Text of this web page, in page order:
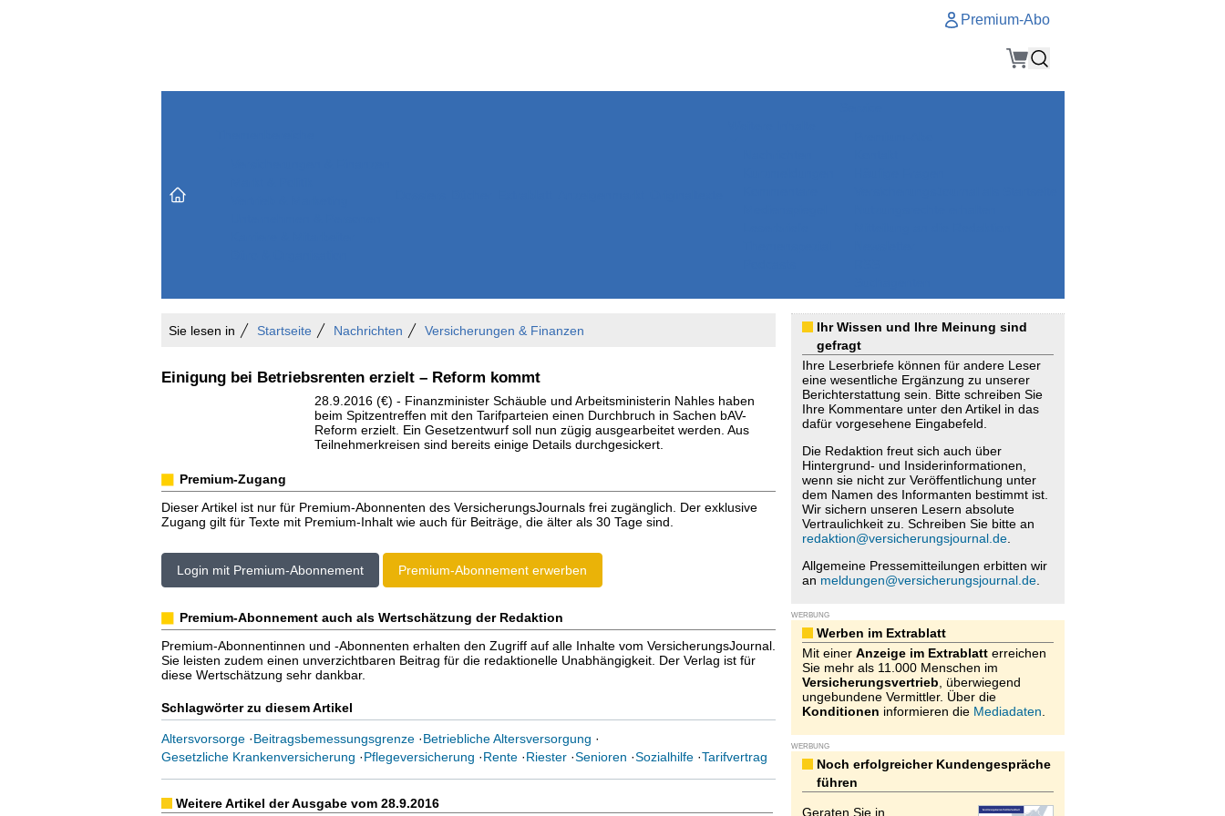
Premium-Abo
Sie lesen in Startseite Nachrichten Versicherungen & Finanzen
Einigung bei Betriebsrenten erzielt – Reform kommt
28.9.2016 (€) - Finanzminister Schäuble und Arbeitsministerin Nahles haben
beim Spitzentreffen mit den Tarifparteien einen Durchbruch in Sachen bAV-
Reform erzielt. Ein Gesetzentwurf soll nun zügig ausgearbeitet werden. Aus
Teilnehmerkreisen sind bereits einige Details durchgesickert.
Premium-Zugang
Dieser Artikel ist nur für Premium-Abonnenten des VersicherungsJournals frei zugänglich. Der exklusive
Zugang gilt für Texte mit Premium-Inhalt wie auch für Beiträge, die älter als 30 Tage sind.
Login mit Premium-Abonnement Premium-Abonnement erwerben
Premium-Abonnement auch als Wertschätzung der Redaktion
Premium-Abonnentinnen und -Abonnenten erhalten den Zugriff auf alle Inhalte vom VersicherungsJournal.
Sie leisten zudem einen unverzichtbaren Beitrag für die redaktionelle Unabhängigkeit. Der Verlag ist für
diese Wertschätzung sehr dankbar.
Schlagwörter zu diesem Artikel
Altersvorsorge·Beitragsbemessungsgrenze·Betriebliche Altersversorgung ·
Gesetzliche Krankenversicherung ·Pflegeversicherung ·Rente·Riester·Senioren ·Sozialhilfe·Tarifvertrag
Weitere Artikel der Ausgabe vom 28.9.2016
Ihr Wissen und Ihre Meinung sind
gefragt
Ihre Leserbriefe können für andere Leser
eine wesentliche Ergänzung zu unserer
Berichterstattung sein. Bitte schreiben Sie
Ihre Kommentare unter den Artikel in das
dafür vorgesehene Eingabefeld.
Die Redaktion freut sich auch über
Hintergrund- und Insiderinformationen,
wenn sie nicht zur Veröffentlichung unter
dem Namen des Informanten bestimmt ist.
Wir sichern unseren Lesern absolute
Vertraulichkeit zu. Schreiben Sie bitte an
redaktion@versicherungsjournal.de.
Allgemeine Pressemitteilungen erbitten wir
an meldungen@versicherungsjournal.de.
WERBUNG
Werben im Extrablatt
Mit einer Anzeige im Extrablatterreichen
Sie mehr als 11.000 Menschen im
Versicherungsvertrieb , überwiegend
ungebundene Vermittler. Über die
Konditionen informieren die Mediadaten
WERBUNG
Noch erfolgreicher Kundengespräche
führen
Geraten Sie in